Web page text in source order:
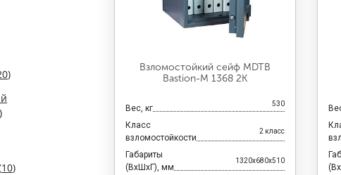
)
)
10)
Взломостойкий сейф MDTB
Bastion-M 1368 2K
Вес, кг 530
Класс
взломостойкости
2 класс
Габариты
(ВхШхГ), мм
1320x680x510